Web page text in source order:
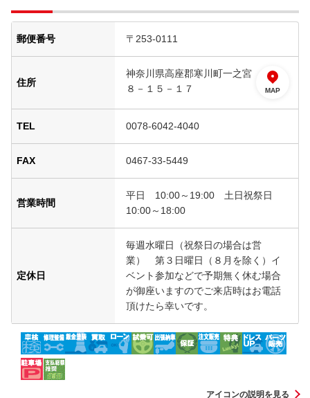
郵便番号 〒253-0111
住所
神奈川県高座郡寒川町一之宮
８－１５－１７
MAP
TEL 0078-6042-4040
FAX 0467-33-5449
営業時間
平日 10:00～19:00 土日祝祭日
10:00～18:00
定休日
毎週水曜日（祝祭日の場合は営
業） 第３日曜日（８月を除く）イ
ベント参加などで予期無く休む場合
が御座いますのでご来店時はお電話
頂けたら幸いです。
アイコンの説明を見る